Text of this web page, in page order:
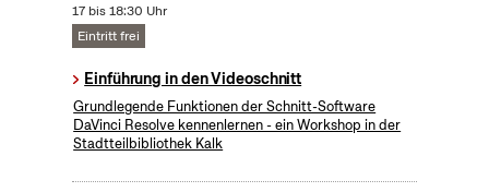
17 bis 18:30 Uhr
Eintritt frei
Einführung in den Videoschnitt
Grundlegende Funktionen der Schnitt-Software
DaVinci Resolve kennenlernen - ein Workshop in der
Stadtteilbibliothek Kalk